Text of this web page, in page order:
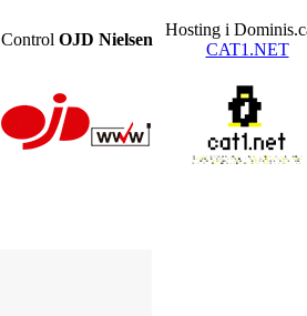
Control OJD Nielsen
Hosting i
CAT1.NET